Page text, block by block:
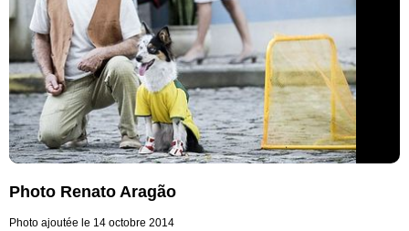
Photo Renato Aragão
Photo ajoutée le 14 octobre 2014